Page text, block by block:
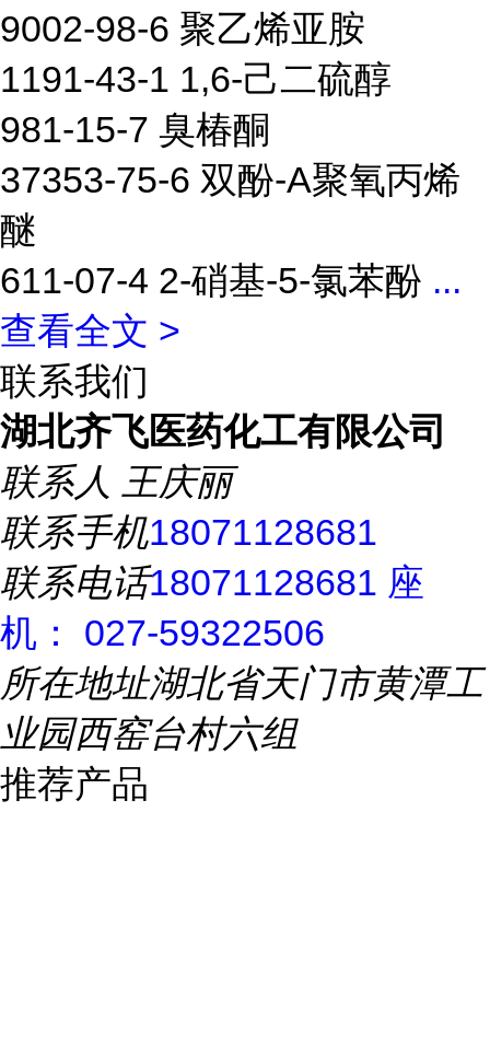
9002-98-6 聚乙烯亚胺
1191-43-1 1,6-己二硫醇
981-15-7 臭椿酮
37353-75-6 双酚-A聚氧丙烯
醚
611-07-4 2-硝基-5-氯苯酚 ...
查看全文 >
联系我们
湖北齐飞医药化工有限公司
联系人 王庆丽
联系手机18071128681
联系电话18071128681 座
机： 027-59322506
所在地址湖北省天门市黄潭工
业园西窑台村六组
推荐产品